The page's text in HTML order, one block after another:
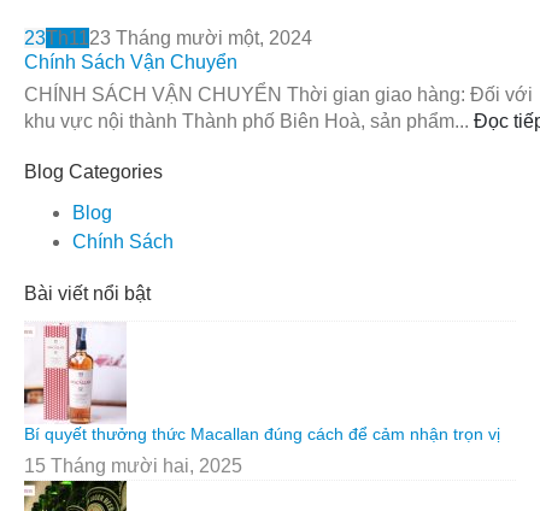
23Th1123 Tháng mười một, 2024
Chính Sách Vận Chuyển
CHÍNH SÁCH VẬN CHUYỂN Thời gian giao hàng: Đối với
khu vực nội thành Thành phố Biên Hoà, sản phẩm... Đọc
Blog Categories
Blog
Chính Sách
Bài viết nổi bật
Bí quyết thưởng thức Macallan đúng cách để cảm nhận trọn vị
15 Tháng mười hai, 2025